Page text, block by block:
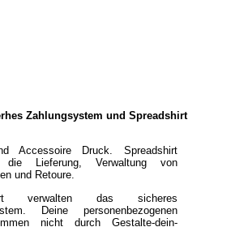
Zahlungsystem und Spreadshirt
Accessoire Druck. Spreadshirt
die Lieferung, Verwaltung von
und Retoure.
verwalten das sicheres
Deine personenbezogenen
nicht durch Gestalte-dein-